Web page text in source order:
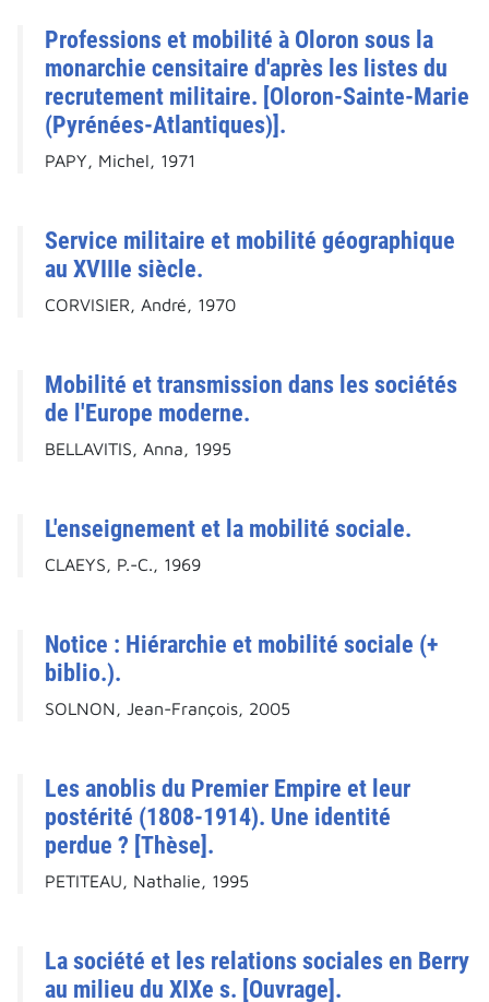
Professions et mobilité à Oloron sous la
monarchie censitaire d'après les listes du
recrutement militaire. [Oloron-Sainte-Marie
(Pyrénées-Atlantiques)].
PAPY, Michel, 1971
Service militaire et mobilité géographique
au XVIIIe siècle.
CORVISIER, André, 1970
Mobilité et transmission dans les sociétés
de l'Europe moderne.
BELLAVITIS, Anna, 1995
L'enseignement et la mobilité sociale.
CLAEYS, P.-C., 1969
Notice : Hiérarchie et mobilité sociale (+
biblio.).
SOLNON, Jean-François, 2005
Les anoblis du Premier Empire et leur
postérité (1808-1914). Une identité
perdue ? [Thèse].
PETITEAU, Nathalie, 1995
La société et les relations sociales en Berry
au milieu du XIXe s. [Ouvrage].